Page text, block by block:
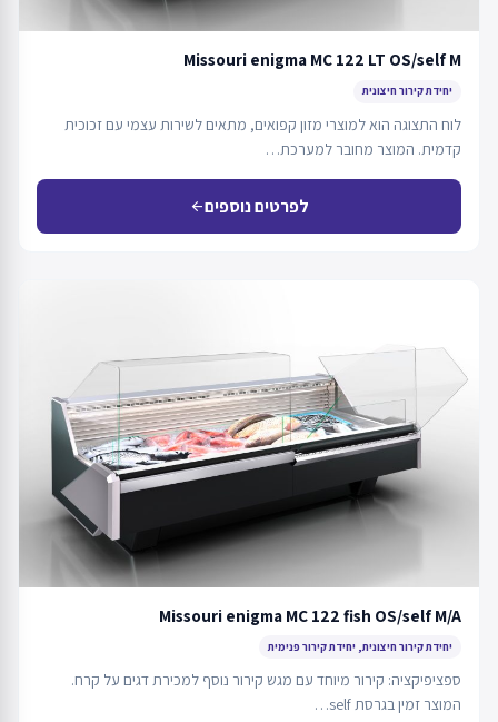
Missouri enigma MC 122 LT OS/self M
יחידת קירור חיצונית
לוח התצוגה הוא למוצרי מזון קפואים, מתאים לשירות עצמי עם זכוכית
קדמית. המוצר מחובר למערכת…
לפרטים נוספיםarrow_back
Missouri enigma MC 122 fish OS/self M/A
יחידת קירור חיצונית, יחידת קירור פנימית
ספציפיקציה: קירור מיוחד עם מגש קירור נוסף למכירת דגים על קרח.
המוצר זמין בגרסת self…